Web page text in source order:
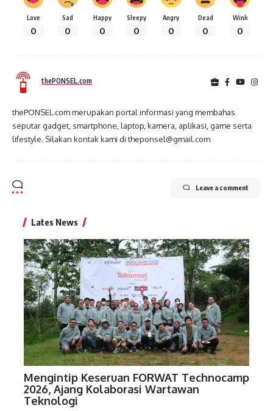
Love
0
Sad
0
Happy
0
Sleepy
0
Angry
0
Dead
0
Wink
0
thePONSEL.com
thePONSEL.com merupakan portal informasi yang membahas
seputar gadget, smartphone, laptop, kamera, aplikasi, game serta
lifestyle. Silakan kontak kami di theponsel@gmail.com
Leave a comment
Lates News
Mengintip Keseruan FORWAT Technocamp
2026, Ajang Kolaborasi Wartawan
Teknologi